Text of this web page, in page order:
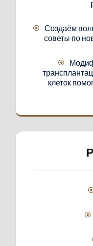
Создаём
советы по
клеток